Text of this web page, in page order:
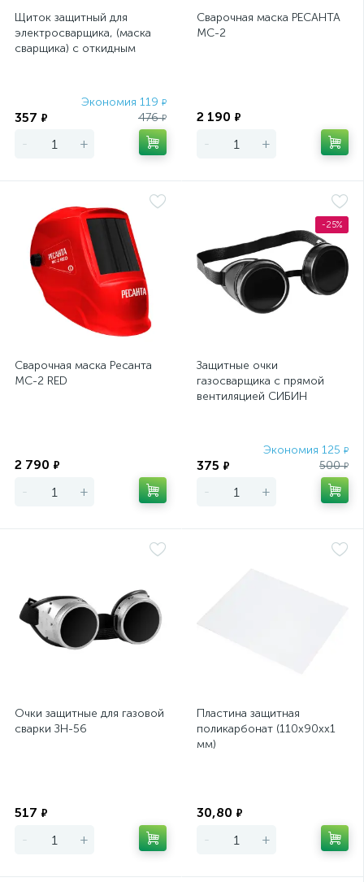
Щиток защитный для
электросварщика, (маска
сварщика) с откидным
Экономия 119 ₽
357 ₽ 476₽
- +
Сварочная маска РЕСАНТА
МС-2
2 190 ₽
- +
Сварочная маска Ресанта
МС-2 RED
2 790 ₽
- +
-25%
Защитные очки
газосварщика с прямой
вентиляцией СИБИН
Экономия 125 ₽
375 ₽ 500₽
- +
Очки защитные для газовой
сварки ЗН-56
517 ₽
- +
Пластина защитная
поликарбонат (110х90хх1
мм)
30,80 ₽
- +